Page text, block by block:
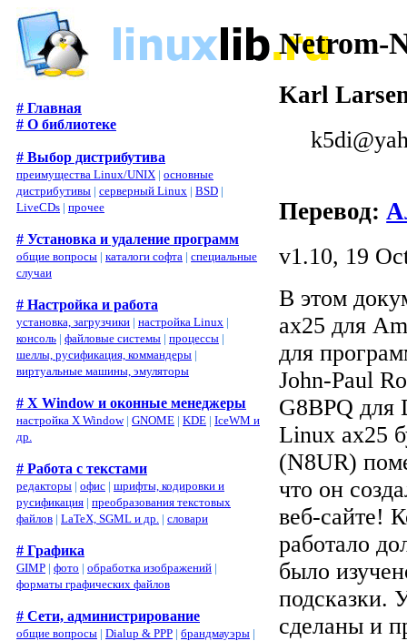
# Главная
# О библиотеке
# Выбор дистрибутива
преимущества Linux/UNIX | основные
дистрибутивы | серверный Linux | BSD |
LiveCDs | прочее
# Установка и удаление программ
общие вопросы | каталоги софта | специальные
случаи
# Настройка и работа
установка, загрузчики | настройка Linux |
консоль | файловые системы | процессы |
шеллы, русификация, коммандеры |
виртуальные машины, эмуляторы
# X Window и оконные менеджеры
настройка X Window| GNOME | KDE | IceWM и
др.
# Работа с текстами
редакторы | офис | шрифты, кодировки и
русификация | преобразования текстовых
файлов | LaTeX, SGML и др. | словари
# Графика
GIMP | фото | обработка изображений |
форматы графических файлов
# Сети, администрирование
общие вопросы | Dialup & PPP | брандмауэры |
Netrom-
Karl
Перевод:
v1.10, 19
В этом
ax25 для
для
John-Paul
G8BPQ для
Linux ax25
(N8UR)
что он
веб-сайте!
работало
было
подсказки.
сделаны и